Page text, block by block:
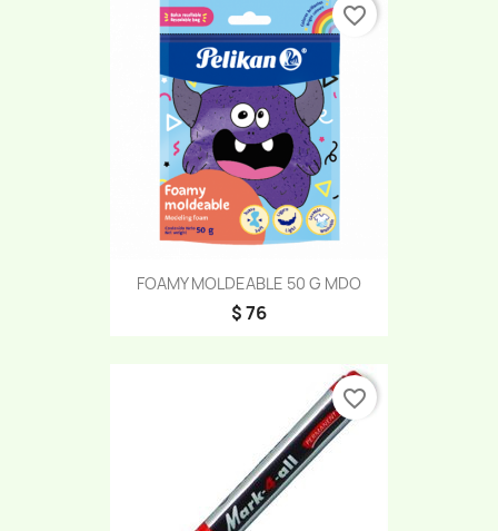
FOAMY MOLDEABLE 50 G MDO
$ 76
favorite_border
favorite_border